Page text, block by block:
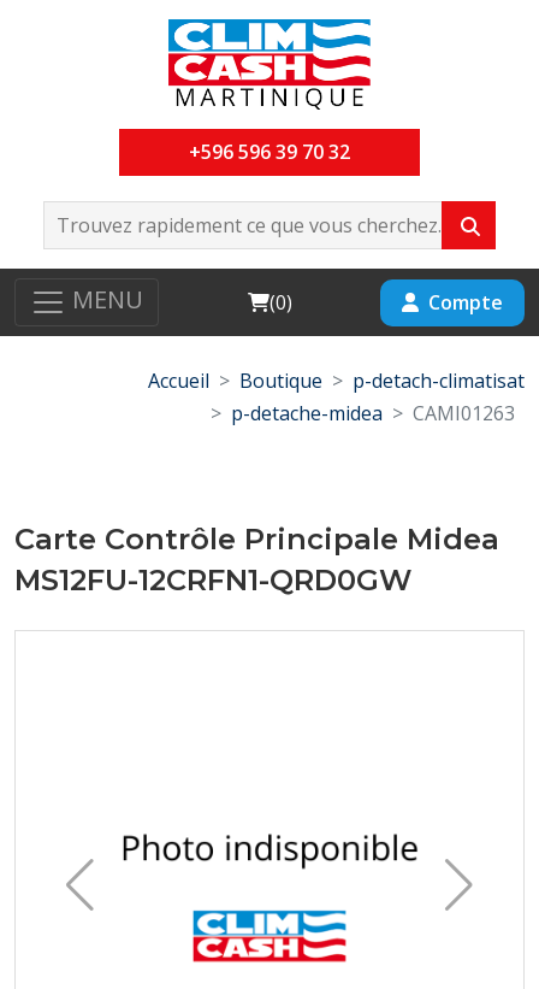
+596 596 39 70 32
MENU Cart
(0) Compte
Accueil Boutique
p-detach-climatisat
p-detache-midea
CAMI01263
Carte Contrôle Principale Midea
MS12FU-12CRFN1-QRD0GW